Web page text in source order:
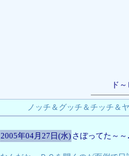
ド
ノッチ＆グッチ＆チッチ＆
2005年04月27日(水) さぼってた～～